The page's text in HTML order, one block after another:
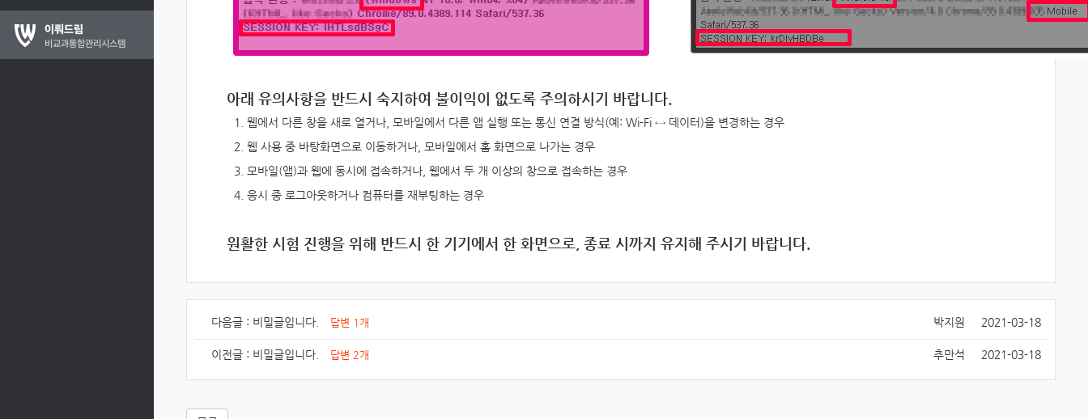
아래 유의사항을 반드시 숙지하여 불이익이 없도록 주의 하시기 바랍니다.
웹에서 다른 창을 새로 열거나, 모바일에서 다른 앱 실행 또는 통신 연결 방식(예: Wi-Fi ↔ 데이터)을 변경하는 경우
웹 사용 중 바탕화면으로 이동하거나, 모바일에서 홈 화면으로 나가는 경우
모바일(앱)과 웹에 동시에 접속하거나, 웹에서 두 개 이상의 창으로 접속하는 경우
응시 중 로그아웃하거나 컴퓨터를 재부팅하는 경우
원활한 시험 진행을 위해 반드시 한 기기에서 한 화면으로, 종료 시까지 유지해 주시기 바랍니다.
다음글 : 비밀글입니다. 답변 1개 2021-03-18
박지원
이전글 : 비밀글입니다. 답변 2개 2021-03-18
추만석